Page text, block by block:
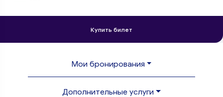
Купить билет
Мои бронирования
Дополнительные услуги